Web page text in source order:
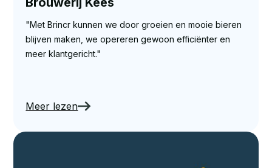
"Met Brincr kunnen we door groeien en mooie bieren
blijven maken, we opereren gewoon efficiënter en
meer klantgericht."
Meer lezen